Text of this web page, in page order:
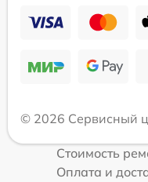
© 2026 Сервисный
Стоимость
Оплата и